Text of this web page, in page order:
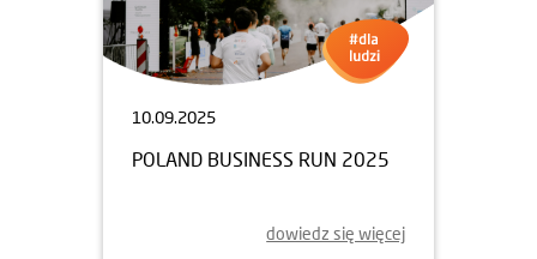
10.09.2025
POLAND BUSINESS RUN 2025
dowiedz się więcej